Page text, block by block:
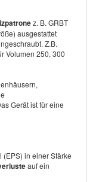
z. B. GRBT
ausgestattet
Z.B.
Volumen 250, 300
Gerät ist für eine
in einer Stärke
auf ein